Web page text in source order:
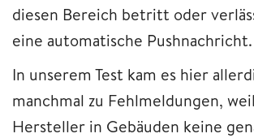
diesen Bereich betritt oder
eine automatische Pushnachricht.
In unserem Test kam es hier
manchmal zu Fehlmeldungen,
Hersteller in Gebäuden keine